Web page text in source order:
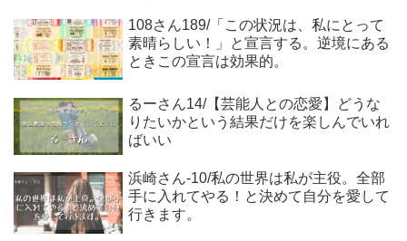
108さん189/「この状況は、私にとって
素晴らしい！」と宣言する。逆境にある
ときこの宣言は効果的。
るーさん14/【芸能人との恋愛】どうな
りたいかという結果だけを楽しんでいれ
ばいい
浜崎さん-10/私の世界は私が主役。全部
手に入れてやる！と決めて自分を愛して
行きます。